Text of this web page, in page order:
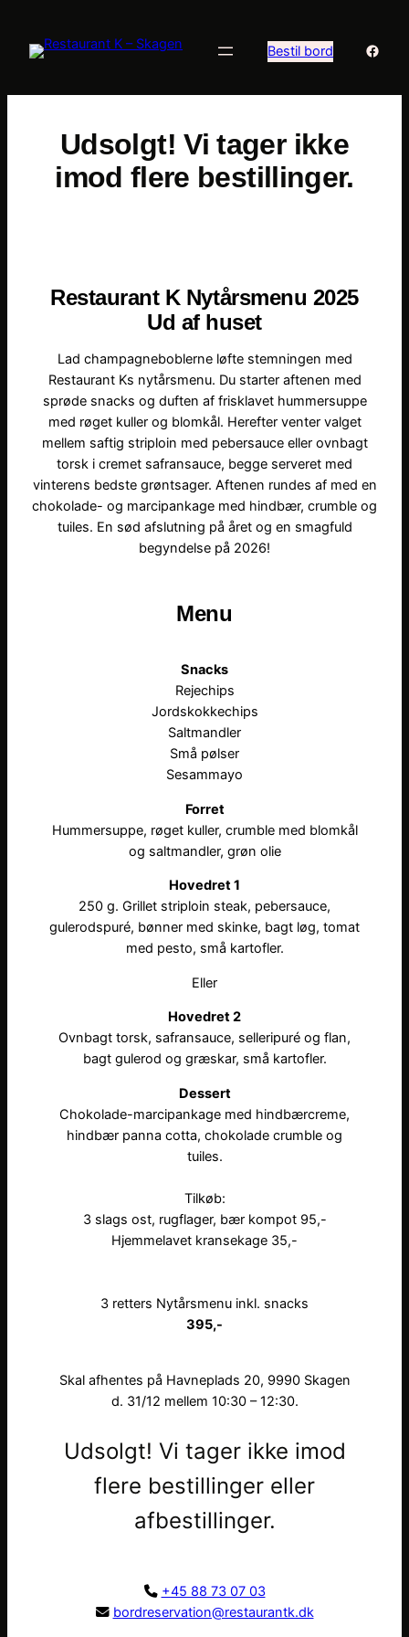
content
Bestil bord
Udsolgt! Vi tager ikke
imod flere bestillinger.
Restaurant K Nytårsmenu 2025
Ud af huset
Lad champagneboblerne løfte stemningen med
Restaurant Ks nytårsmenu. Du starter aftenen med
sprøde snacks og duften af frisklavet hummersuppe
med røget kuller og blomkål. Herefter venter valget
mellem saftig striploin med pebersauce eller ovnbagt
torsk i cremet safransauce, begge serveret med
vinterens bedste grøntsager. Aftenen rundes af med en
chokolade- og marcipankage med hindbær, crumble og
tuiles. En sød afslutning på året og en smagfuld
begyndelse på 2026!
Menu
Snacks
Rejechips
Jordskokkechips
Saltmandler
Små pølser
Sesammayo
Forret
Hummersuppe, røget kuller, crumble med blomkål
og saltmandler, grøn olie
Hovedret 1
250 g. Grillet striploin steak, pebersauce,
gulerodspuré, bønner med skinke, bagt løg, tomat
med pesto, små kartofler.
Eller
Hovedret 2
Ovnbagt torsk, safransauce, selleripuré og flan,
bagt gulerod og græskar, små kartofler.
Dessert
Chokolade-marcipankage med hindbærcreme,
hindbær panna cotta, chokolade crumble og
tuiles.
Tilkøb:
3 slags ost, rugflager, bær kompot 95,-
Hjemmelavet kransekage 35,-
3 retters Nytårsmenu inkl. snacks
395,-
Skal afhentes på Havneplads 20, 9990 Skagen
d. 31/12 mellem 10:30 – 12:30.
Udsolgt! Vi tager ikke imod
flere bestillinger eller
afbestillinger.
+45 88 73 07 03
bordreservation@restaurantk.dk